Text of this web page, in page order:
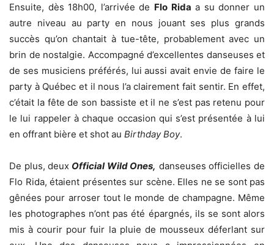
Ensuite, dès 18h00, l’arrivée de Flo Rida a su donner un
autre niveau au party en nous jouant ses plus grands
succès qu’on chantait à tue-tête, probablement avec un
brin de nostalgie. Accompagné d’excellentes danseuses et
de ses musiciens préférés, lui aussi avait envie de faire le
party à Québec et il nous l’a clairement fait sentir. En effet,
c’était la fête de son bassiste et il ne s’est pas retenu pour
le lui rappeler à chaque occasion qui s’est présentée à lui
en offrant bière et shot au Birthday Boy.
De plus, deux Official Wild Ones, danseuses officielles de
Flo Rida, étaient présentes sur scène. Elles ne se sont pas
gênées pour arroser tout le monde de champagne. Même
les photographes n’ont pas été épargnés, ils se sont alors
mis à courir pour fuir la pluie de mousseux déferlant sur